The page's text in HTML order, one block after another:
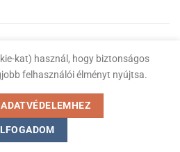
jog fenntartva 2026
kat) használ, hogy biztonságos
felhasználói élményt nyújtsa.